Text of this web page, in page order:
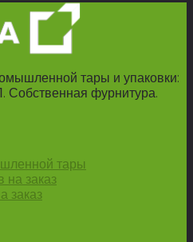
тары и упаковки:
фурнитура.
тары
на заказ
заказ